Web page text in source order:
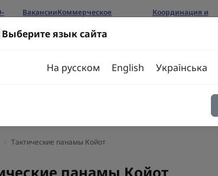
ВакансииКоммерческое
Координация и
Тактические панамы Койот
Выберите язык сайта
На русском English Українська